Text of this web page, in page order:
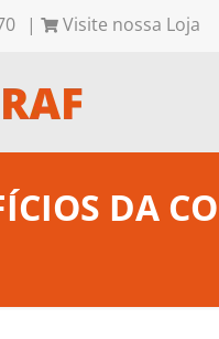
| Visite nossa Loja
DA